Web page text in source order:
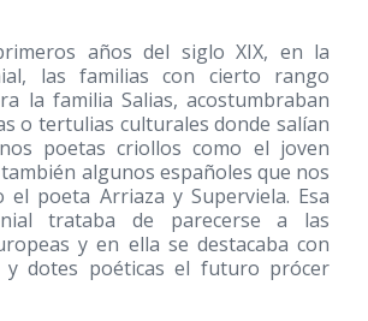
años del siglo XIX, en la
las familias con cierto rango
la familia Salias, acostumbraban
o tertulias culturales donde salían
poetas criollos como el joven
algunos españoles que nos
el poeta Arriaza y Superviela. Esa
trataba de parecerse a las
y en ella se destacaba con
y dotes poéticas el futuro prócer